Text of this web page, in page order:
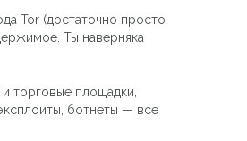
Tor (достаточно просто
Ты наверняка
торговые площадки,
ботнеты — все